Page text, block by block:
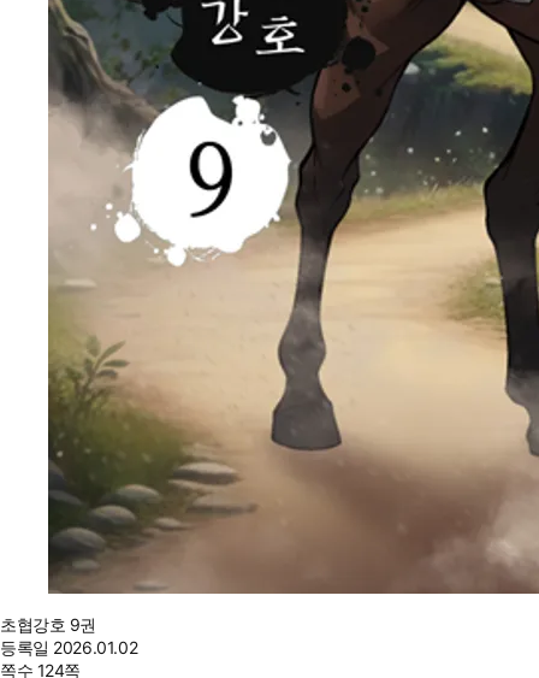
초협강호 9권
등록일 2026.01.02
쪽수 124쪽